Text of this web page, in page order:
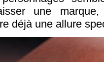
une
déjà une allure